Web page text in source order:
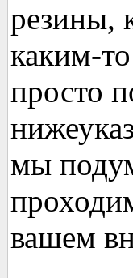
резины,
каким-
просто
мы
вашем